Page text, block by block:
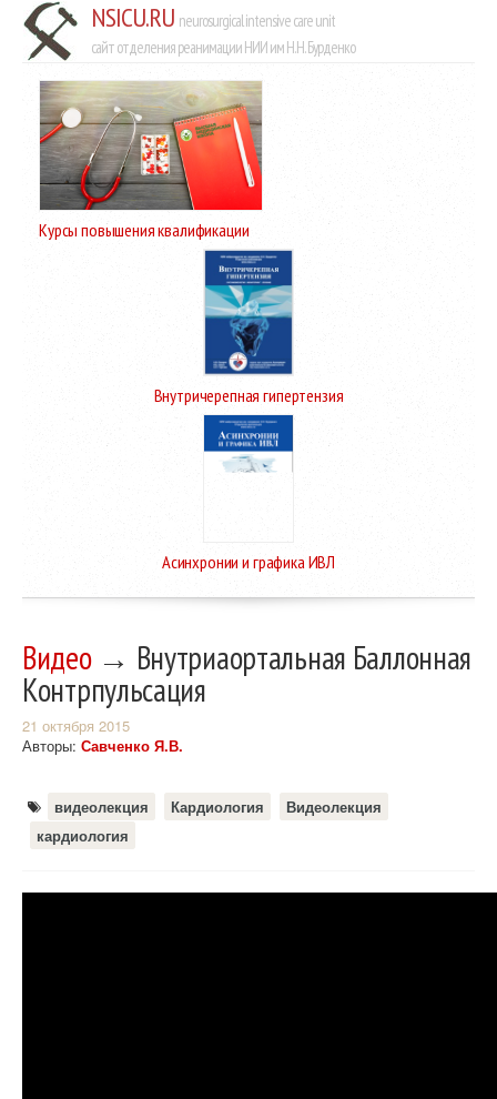
NSICU.RU neurosurgical intensive care unit
сайт отделения реанимации НИИ им Н.Н. Бурденко
Курсы повышения квалификации
Внутричерепная гипертензия
Асинхронии и графика ИВЛ
Видео→ Внутриаортальная Баллонная
Контрпульсация
21 октября 2015
Авторы: Савченко Я.В.
видеолекция Кардиология
Видеолекция
кардиология